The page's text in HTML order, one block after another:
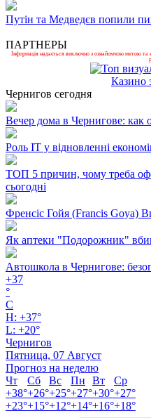
Путін та Медведєв попили
ПАРТНЕРЫ
Інформація надається виключно з ознайомчою метою та
Казино
Чернигов сегодня
Вечер дома в Чернигове: как
Роль ІТ у відновленні
ТОП 5 причин, чому треба
сьогодні
Френсіс Гойя (Francis Goya)
Як аптеки "Подорожник"
Автошкола в Чернигове:
+37
°
C
H: +37°
L: +20°
Чернигов
Пятница, 07 Август
Прогноз на неделю
Чт
Сб Вс Пн Вт
Ср
+38°+26°+25°+27°+30°+27°
+23°+15°+12°+14°+16°+18°